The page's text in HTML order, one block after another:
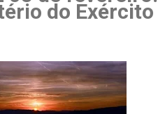
do Exército